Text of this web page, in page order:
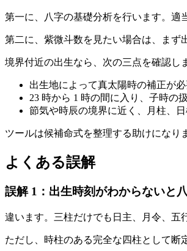
第一に、八字の基礎分析を行います。適
第二に、紫微斗数を見たい場合は、まず
境界付近の出生なら、次の三点を確認し
出生地によって真太陽時の補正が必
23 時から 1 時の間に入り、子時の
節気や時辰の境界に近く、月柱、
ツールは候補命式を整理する助けになり
よくある誤解
誤解 1：出生時刻がわからないと
違います。三柱だけでも日主、月令、五
ただし、時柱のある完全な四柱として断